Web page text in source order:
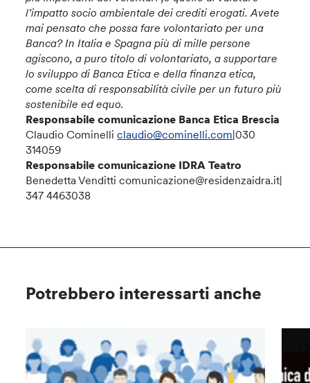
l’impatto socio ambientale dei crediti erogati.Avete
mai pensato che possa fare volontariato per una
Banca? In Italia e Spagna più di mille persone
agiscono, a puro titolo di volontariato, a supportare
lo sviluppo di Banca Etica e della finanza etica,
come scelta di responsabilità civile per un futuro più
sostenibile ed equo.
Responsabile comunicazione Banca Etica Brescia
Claudio Cominelliclaudio@cominelli.com|030
314059
Responsabile comunicazione IDRA Teatro
Benedetta Venditti comunicazione@residenzaidra.it|
347 4463038
Potrebbero interessarti anche